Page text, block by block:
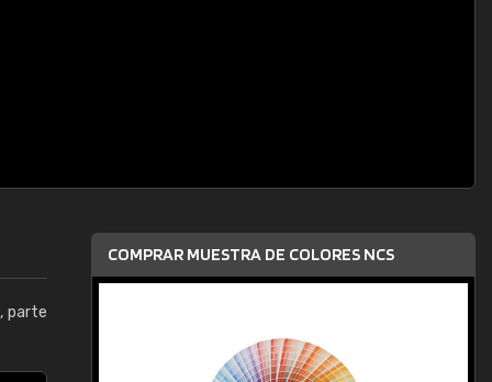
, parte
COMPRAR MUESTRA DE COLORES NCS